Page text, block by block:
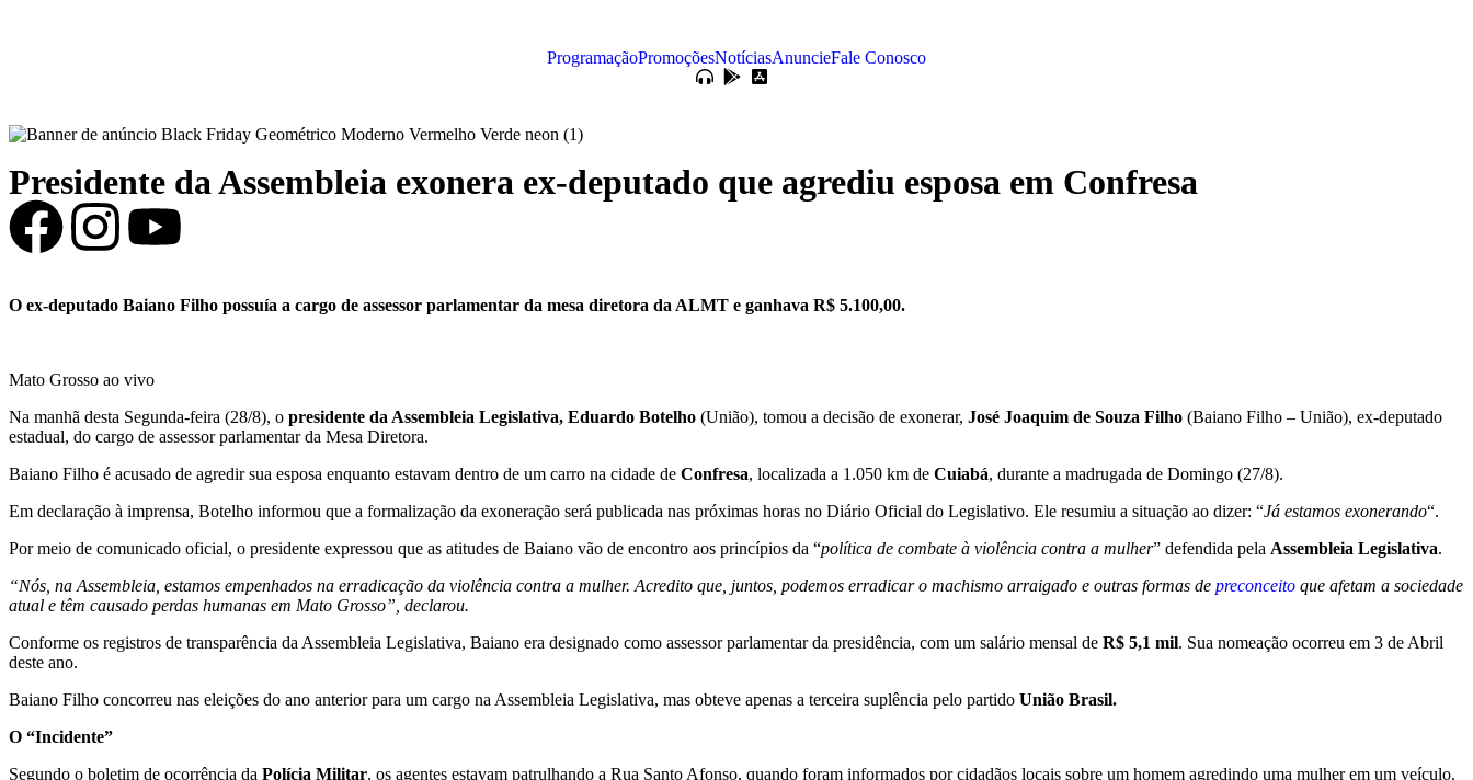
ProgramaçãoPromoçõesNotíciasAnuncieFale Conosco
Presidente da Assembleia exonera ex-deputado que agrediu esposa em Confresa
O ex-deputado Baiano Filho possuía a cargo de assessor parlamentar da mesa diretora da ALMT e ganhava R$ 5.100,00.
Mato Grosso ao vivo
Na manhã desta Segunda-feira (28/8), o presidente da Assembleia Legislativa, Eduardo Botelho (União), tomou a decisão de exonerar, José Joaquim de Souza Filho (Baiano Filho – União), ex-deputado
estadual, do cargo de assessor parlamentar da Mesa Diretora.
Baiano Filho é acusado de agredir sua esposa enquanto estavam dentro de um carro na cidade de Confresa, localizada a 1.050 km de Cuiabá, durante a madrugada de Domingo (27/8).
Em declaração à imprensa, Botelho informou que a formalização da exoneração será publicada nas próximas horas no Diário Oficial do Legislativo. Ele resumiu a situação ao dizer: “Já estamos exonerando“.
Por meio de comunicado oficial, o presidente expressou que as atitudes de Baiano vão de encontro aos princípios da “política de combate à violência contra a mulher” defendida pela Assembleia Legislativa.
“Nós, na Assembleia, estamos empenhados na erradicação da violência contra a mulher. Acredito que, juntos, podemos erradicar o machismo arraigado e outras formas de preconceito que afetam a sociedade
atual e têm causado perdas humanas em Mato Grosso”, declarou.
Conforme os registros de transparência da Assembleia Legislativa, Baiano era designado como assessor parlamentar da presidência, com um salário mensal de R$ 5,1 mil. Sua nomeação ocorreu em 3 de Abril
deste ano.
Baiano Filho concorreu nas eleições do ano anterior para um cargo na Assembleia Legislativa, mas obteve apenas a terceira suplência pelo partido União Brasil.
O “Incidente”
Segundo o boletim de ocorrência da Polícia Militar, os agentes estavam patrulhando a Rua Santo Afonso, quando foram informados por cidadãos locais sobre um homem agredindo uma mulher em um veículo.